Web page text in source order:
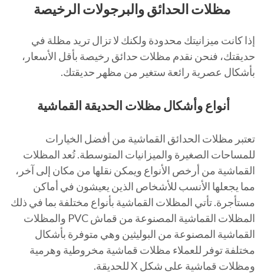
مظلات الحدائق والبرجولات الرخيصة
إذا كانت ميزانيتك محدودة ولكنك لا تزال تريد مظلة في
حديقتك، فنحن نقدم مظلات حدائق رخيصة بأقل الأسعار،
بأشكال عصرية رائعة ستغير من مظهر حديقتك.
أنواع وأشكال مظلات الحديقة القماشية
تعتبر مظلات الحدائق القماشية من أفضل الخيارات
للمساحات الصغيرة والميزانيات المتوسطة. تُعد المظلات
القماشية من أرخص الأنواع ويمكن نقلها من مكان إلى آخر،
مما يجعلها الأنسب للأشخاص الذين يعيشون في أماكن
مستأجرة. تأتي المظلات القماشية بأنواع مختلفة بما في ذلك
المظلات القماشية المصنوعة من قماش PVC والمظلات
القماشية المصنوعة من البوليثين وهي متوفرة بأشكال
مختلفة توفر للعملاء مظلات قماشية مخروطية وهرمية
ومظلات قماشية على شكل X للحديقة.